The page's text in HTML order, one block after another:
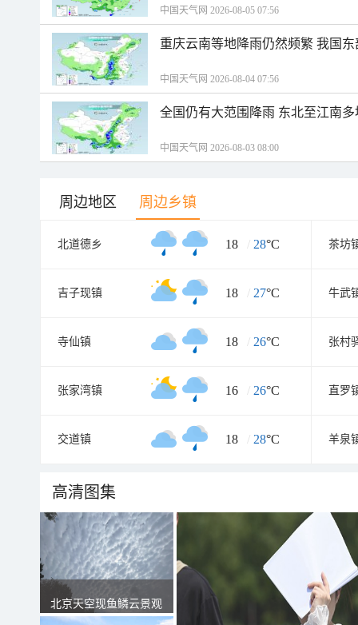
中国天气网 2026-08-05 07:56
重庆云南等地降雨仍然频繁 我国
中国天气网 2026-08-04 07:56
全国仍有大范围降雨 东北至江南
中国天气网 2026-08-03 08:00
周边地区 周边乡镇
北道德乡 18 / 28°C 茶坊
吉子现镇 18 / 27°C 牛武
寺仙镇 18 / 26°C 张村
张家湾镇 16 / 26°C 直罗
交道镇 18 / 28°C 羊泉
高清图集
北京天空现鱼鳞云景观